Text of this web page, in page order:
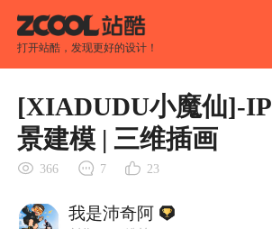
打开站酷，发现更好的设计！
[XIADUDU小魔仙]-
景建模 | 三维插画
366 7 23
我是沛奇阿